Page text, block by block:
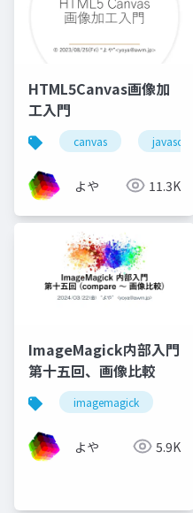
HTML5Canvas画像加
工入門
canvas javascript
よや 11.3K
ImageMagick内部入門
第十五回、画像比較
imagemagick
よや 5.9K